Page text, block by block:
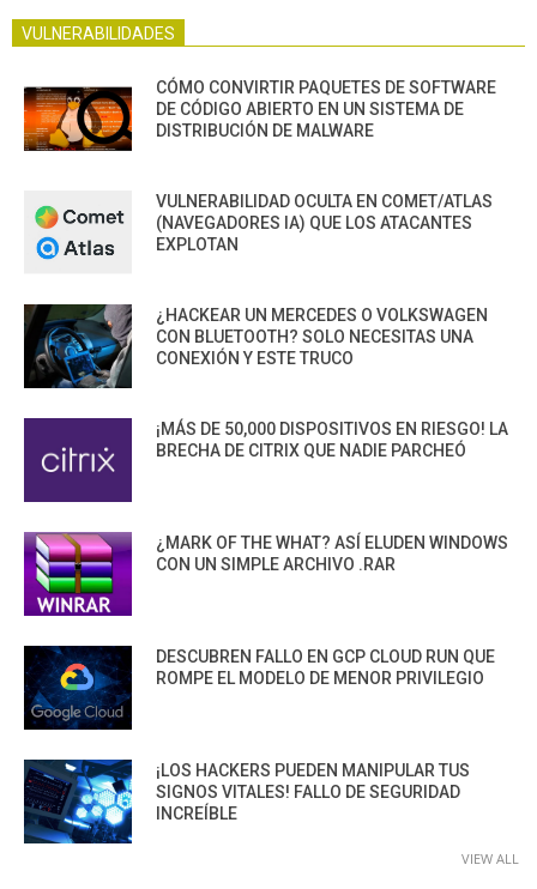
VULNERABILIDADES
CÓMO CONVIRTIR PAQUETES DE SOFTWARE
DE CÓDIGO ABIERTO EN UN SISTEMA DE
DISTRIBUCIÓN DE MALWARE
VULNERABILIDAD OCULTA EN COMET/ATLAS
(NAVEGADORES IA) QUE LOS ATACANTES
EXPLOTAN
¿HACKEAR UN MERCEDES O VOLKSWAGEN
CON BLUETOOTH? SOLO NECESITAS UNA
CONEXIÓN Y ESTE TRUCO
¡MÁS DE 50,000 DISPOSITIVOS EN RIESGO! LA
BRECHA DE CITRIX QUE NADIE PARCHEÓ
¿MARK OF THE WHAT? ASÍ ELUDEN WINDOWS
CON UN SIMPLE ARCHIVO .RAR
DESCUBREN FALLO EN GCP CLOUD RUN QUE
ROMPE EL MODELO DE MENOR PRIVILEGIO
¡LOS HACKERS PUEDEN MANIPULAR TUS
SIGNOS VITALES! FALLO DE SEGURIDAD
INCREÍBLE
VIEW ALL